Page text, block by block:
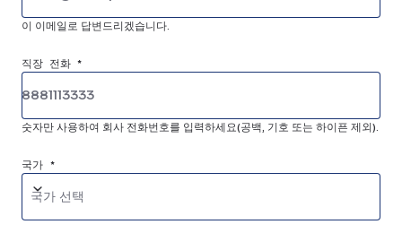
이 이메일로 답변드리겠습니다.
직장 전화 *
숫자만 사용하여 회사 전화번호를 입력하세요(공백, 기호 또는 하이픈 제외).
국가 *
국가 선택